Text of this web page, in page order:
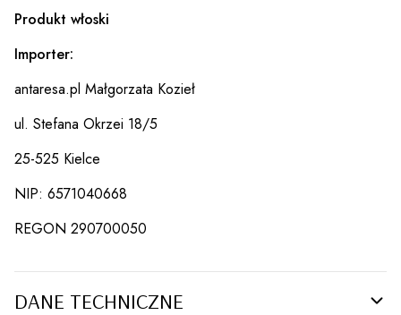
Produkt włoski
Importer:
antaresa.pl Małgorzata Kozieł
ul. Stefana Okrzei 18/5
25-525 Kielce
NIP: 6571040668
REGON 290700050
DANE TECHNICZNE